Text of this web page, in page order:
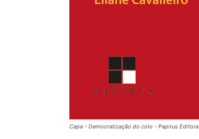
Capa - Democratização do colo - Papirus Editora